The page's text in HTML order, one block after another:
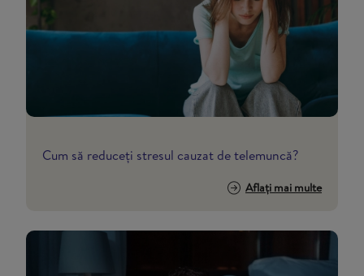
Cum să reduceți stresul cauzat de telemuncă?
Aflați mai multe